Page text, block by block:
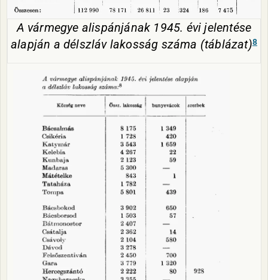
A vármegye alispánjának 1945. évi jelentése
alapján a délszláv lakosság száma (táblázat)8